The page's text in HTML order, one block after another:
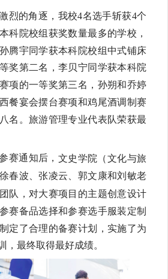
烈的角逐，我校4名选手斩获4个
科院校组获奖数量最多的学校，
腾宇同学获本科院校组中式铺床
奖第二名，李贝宁同学获本科院
项的一等奖第三名，孙朔和乔婷
餐宴会摆台赛项和鸡尾酒调制赛
名。旅游管理专业代表队荣获最
赛通知后， 文史学院（文化与旅
春波、张凌云、郭文康和刘敏老
队，对大赛项目的主题创意设计
赛备品选择和参赛选手服装定制
定了合理的备赛计划，实施了为
，最终取得最好成绩。